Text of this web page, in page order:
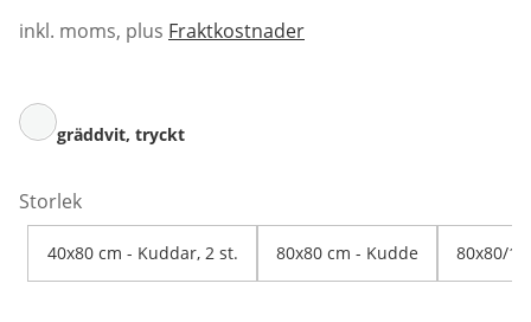
inkl. moms, plus Fraktkostnader
gräddvit, tryckt
Storlek
40x80 cm - Kuddar, 2 st. 80x80 cm - Kudde 80x80/